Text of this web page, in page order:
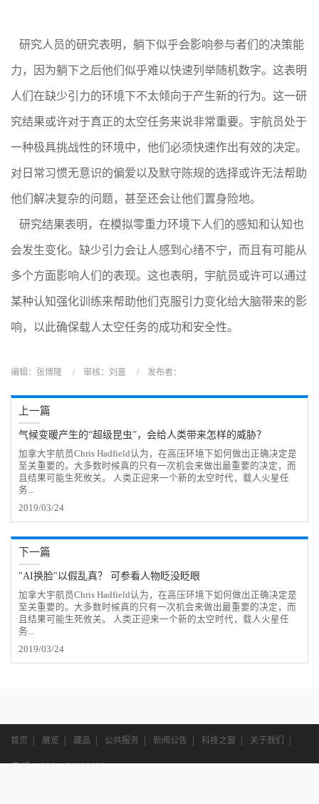
研究人员的研究表明，躺下似乎会影响参与者们的决策能
力，因为躺下之后他们似乎难以快速列举随机数字。这表明
人们在缺少引力的环境下不太倾向于产生新的行为。这一研
究结果或许对于真正的太空任务来说非常重要。宇航员处于
一种极具挑战性的环境中，他们必须快速作出有效的决定。
对日常习惯无意识的偏爱以及默守陈规的选择或许无法帮助
他们解决复杂的问题，甚至还会让他们置身险地。
研究结果表明，在模拟零重力环境下人们的感知和认知也
会发生变化。缺少引力会让人感到心绪不宁，而且有可能从
多个方面影响人们的表现。这也表明，宇航员或许可以通过
某种认知强化训练来帮助他们克服引力变化给大脑带来的影
响，以此确保载人太空任务的成功和安全性。
编辑：张博隆 / 审核：刘嘉 / 发布者：
上一篇
气候变暖产生的“超级昆虫”，会给人类带来怎样的威胁？
加拿大宇航员Chris Hadfield认为，在高压环境下如何做出正确决定是
至关重要的。大多数时候真的只有一次机会来做出最重要的决定，而
且结果可能生死攸关。 人类正迎来一个新的太空时代，载人火星任
务...
2019/03/24
下一篇
"AI换脸"以假乱真？ 可参看人物眨没眨眼
加拿大宇航员Chris Hadfield认为，在高压环境下如何做出正确决定是
至关重要的。大多数时候真的只有一次机会来做出最重要的决定，而
且结果可能生死攸关。 人类正迎来一个新的太空时代，载人火星任
务...
2019/03/24
首页 展览 藏品 公共服务 新闻公告 科技之窗 关于我们
电话：028—61831009